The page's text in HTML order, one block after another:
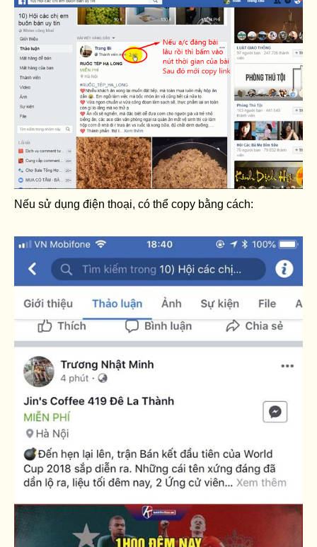
Nếu sử dụng điện thoại, có thể copy bằng cách: